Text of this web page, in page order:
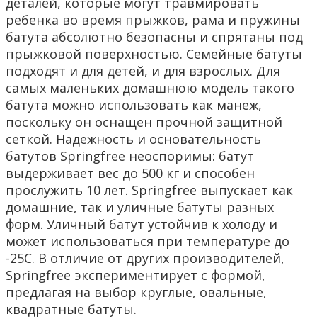
ребенка во время прыжков, рама и пружины
батута абсолютно безопасны и спрятаны под
прыжковой поверхностью. Семейные батуты
подходят и для детей, и для взрослых. Для
самых маленьких домашнюю модель такого
батута можно использовать как манеж,
поскольку он оснащен прочной защитной
сеткой. Надежность и основательность
батутов Springfree неоспоримы: батут
выдерживает вес до 500 кг и способен
прослужить 10 лет. Springfree выпускает как
домашние, так и уличные батуты разных
форм. Уличный батут устойчив к холоду и
может использоваться при температуре до
-25С. В отличие от других производителей,
Springfree экспериментирует с формой,
предлагая на выбор круглые, овальные,
квадратные батуты.